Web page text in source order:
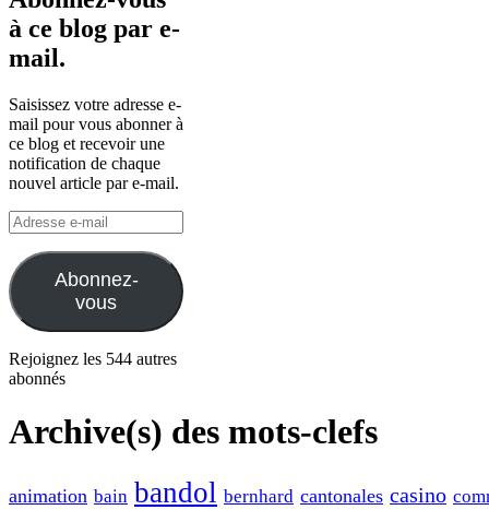
à ce blog par e-
mail.
Saisissez votre adresse e-
mail pour vous abonner à
ce blog et recevoir une
notification de chaque
nouvel article par e-mail.
Adresse
e-
mail
Abonnez-
vous
Rejoignez les 544 autres
abonnés
Archive(s) des mots-clefs
animation bain bandol bernhard cantonales casino